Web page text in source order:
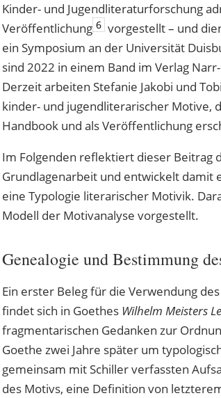
Kinder- und Jugendliteraturforschung
Veröffentlichung 6 vorgestellt – und
ein Symposium an der Universität
sind 2022 in einem Band im Verlag
Derzeit arbeiten Stefanie Jakobi und
kinder- und jugendliterarischer Motive,
Handbook und als Veröffentlichung
Im Folgenden reflektiert dieser Beitrag
Grundlagenarbeit und entwickelt damit
eine Typologie literarischer Motivik.
Modell der Motivanalyse vorgestellt.
Genealogie und Bestimmung
Ein erster Beleg für die Verwendung
findet sich in Goethes Wilhelm Meisters
fragmentarischen Gedanken zur
Goethe zwei Jahre später um
gemeinsam mit Schiller verfassten
des Motivs, eine Definition von